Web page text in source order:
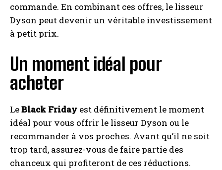
commande. En combinant ces offres, le lisseur
Dyson peut devenir un véritable investissement
à petit prix.
Un moment idéal pour
acheter
LeBlack Friday est définitivement le moment
idéal pour vous offrir le lisseur Dyson ou le
recommander à vos proches. Avant qu’il ne soit
trop tard, assurez-vous de faire partie des
chanceux qui profiteront de ces réductions.